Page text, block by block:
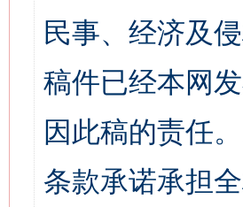
民事、经济及
稿件已经本网
因此稿的责任
条款承诺承担